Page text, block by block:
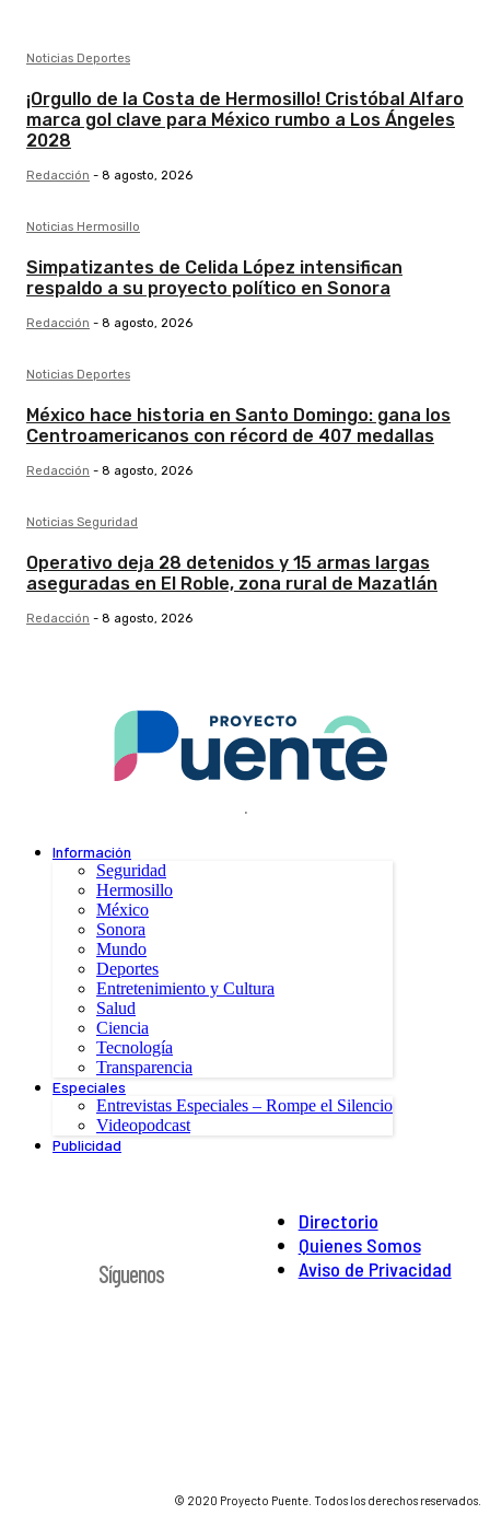
Noticias Deportes
¡Orgullo de la Costa de Hermosillo! Cristóbal Alfaro
marca gol clave para México rumbo a Los Ángeles
2028
Redacción - 8 agosto, 2026
Noticias Hermosillo
Simpatizantes de Celida López intensifican
respaldo a su proyecto político en Sonora
Redacción - 8 agosto, 2026
Noticias Deportes
México hace historia en Santo Domingo: gana los
Centroamericanos con récord de 407 medallas
Redacción - 8 agosto, 2026
Noticias Seguridad
Operativo deja 28 detenidos y 15 armas largas
aseguradas en El Roble, zona rural de Mazatlán
Redacción - 8 agosto, 2026
.
Información
Seguridad
Hermosillo
México
Sonora
Mundo
Deportes
Entretenimiento y Cultura
Salud
Ciencia
Tecnología
Transparencia
Especiales
Entrevistas Especiales – Rompe el Silencio
Videopodcast
Publicidad
Directorio
Quienes Somos
Aviso de Privacidad
Síguenos
© 2020 Proyecto Puente. Todos los derechos reservados.